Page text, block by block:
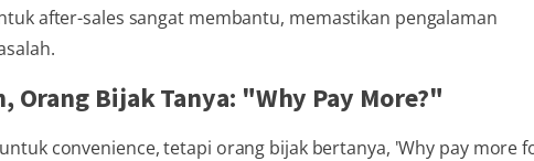
after-sales sangat membantu, memastikan pengalaman
Orang Bijak Tanya: "Why Pay More?"
convenience, tetapi orang bijak bertanya, 'Why pay more